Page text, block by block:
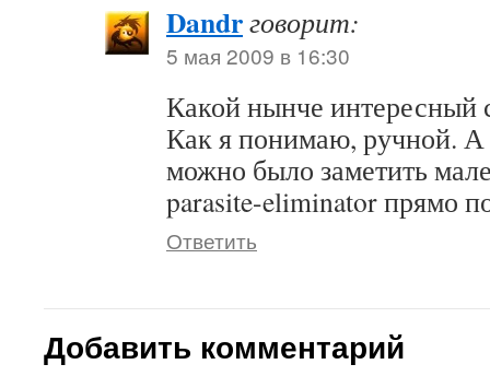
Dandrговорит:
5 мая 2009 в 16:30
Какой нынче интересный
Как я понимаю, ручной. А
можно было заметить
parasite-eliminator прямо
Ответить
Добавить комментарий